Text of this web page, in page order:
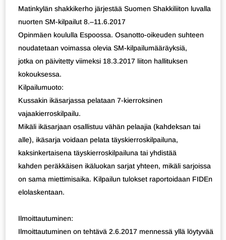
Matinkylän shakkikerho järjestää Suomen Shakkiliiton luvalla
nuorten SM-kilpailut 8.–11.6.2017
Opinmäen koululla Espoossa. Osanotto-oikeuden suhteen
noudatetaan voimassa olevia SM-kilpailumääräyksiä,
jotka on päivitetty viimeksi 18.3.2017 liiton hallituksen
kokouksessa.
Kilpailumuoto:
Kussakin ikäsarjassa pelataan 7-kierroksinen
vajaakierroskilpailu.
Mikäli ikäsarjaan osallistuu vähän pelaajia (kahdeksan tai
alle), ikäsarja voidaan pelata täyskierroskilpailuna,
kaksinkertaisena täyskierroskilpailuna tai yhdistää
kahden peräkkäisen ikäluokan sarjat yhteen, mikäli sarjoissa
on sama miettimisaika. Kilpailun tulokset raportoidaan FIDEn
elolaskentaan.
Ilmoittautuminen:
Ilmoittautuminen on tehtävä 2.6.2017 mennessä yllä löytyvää